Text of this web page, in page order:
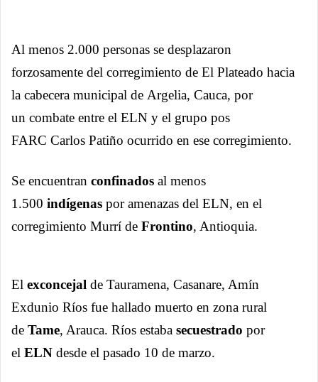
Al menos 2.000 personas se desplazaron
forzosamente del corregimiento de El Plateado hacia
la cabecera municipal de Argelia, Cauca, por
un combate entre el ELN y el grupo pos
FARC Carlos Patiño ocurrido en ese corregimiento.
Se encuentran confinados al menos
1.500 indígenas por amenazas del ELN, en el
corregimiento Murrí de Frontino, Antioquia.
El exconcejal de Tauramena, Casanare, Amín
Exdunio Ríos fue hallado muerto en zona rural
de Tame, Arauca. Ríos estaba secuestrado por
el ELN desde el pasado 10 de marzo.